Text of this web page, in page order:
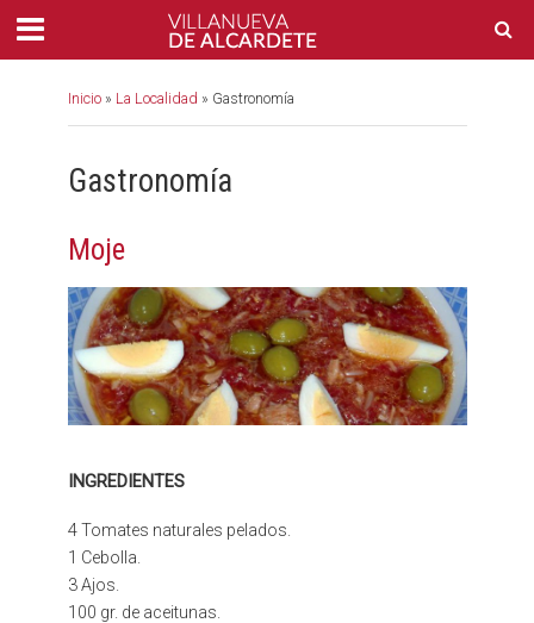
Inicio» La Localidad » Gastronomía
Gastronomía
Moje
INGREDIENTES
4 Tomates naturales pelados.
1 Cebolla.
3 Ajos.
100 gr. de aceitunas.